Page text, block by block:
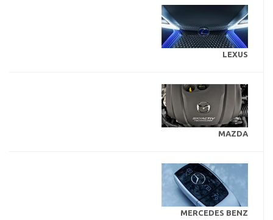
LEXUS
MAZDA
MERCEDES BENZ